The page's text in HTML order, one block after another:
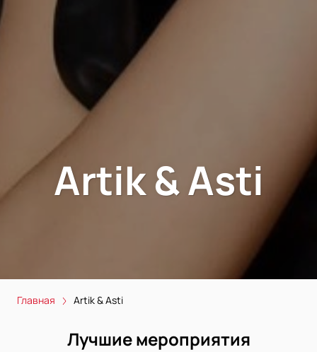
Artik & Asti
Главная Artik & Asti
Лучшие мероприятия